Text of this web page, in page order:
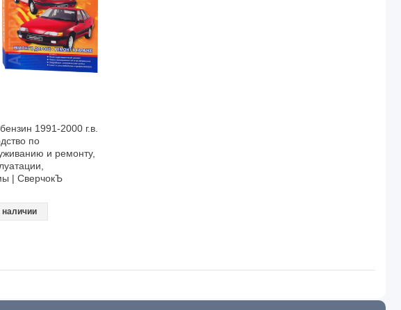
1991-2000 г.в.
по
и ремонту,
| СверчокЪ
наличии